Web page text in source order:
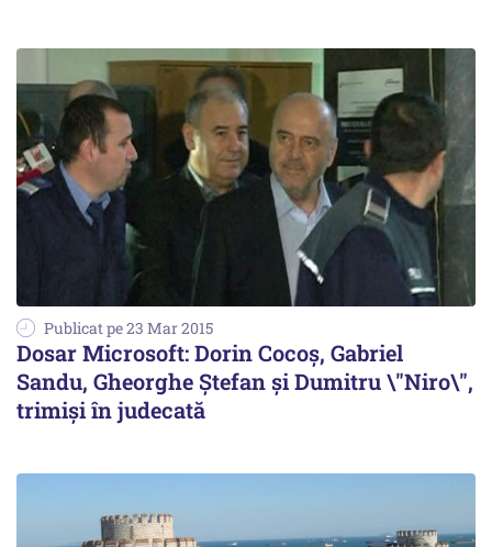
Publicat pe 23 Mar 2015
Dosar Microsoft: Dorin Cocoș, Gabriel
Sandu, Gheorghe Ștefan și Dumitru \"Niro\",
trimiși în judecată